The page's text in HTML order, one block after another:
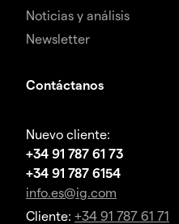
Noticias y análisis
Newsletter
Contáctanos
Nuevo cliente:
+34 91 787 61 73
+34 91 787 6154
info.es@ig.com
Cliente: +34 91 787 61 71